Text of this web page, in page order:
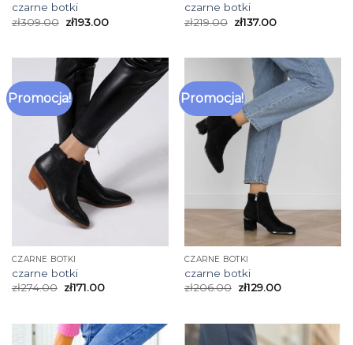
czarne botki
zł309.00 zł193.00
czarne botki
zł219.00 zł137.00
Promocja!
CZARNE BOTKI
czarne botki
zł274.00 zł171.00
Promocja!
CZARNE BOTKI
czarne botki
zł206.00 zł129.00